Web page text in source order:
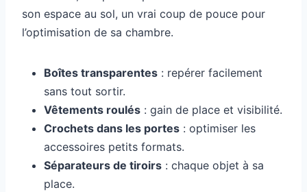
son espace au sol, un vrai coup de pouce pour
l’optimisation de sa chambre.
Boîtes transparentes : repérer facilement
sans tout sortir.
Vêtements roulés : gain de place et visibilité.
Crochets dans les portes : optimiser les
accessoires petits formats.
Séparateurs de tiroirs : chaque objet à sa
place.